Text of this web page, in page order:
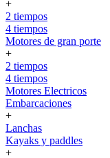
+
2 tiempos
4 tiempos
Motores de gran porte
+
2 tiempos
4 tiempos
Motores Electricos
Embarcaciones
+
Lanchas
Kayaks y paddles
+